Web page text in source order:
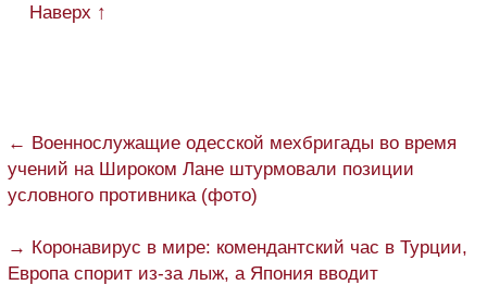
Наверх ↑
← Военнослужащие одесской мехбригады во время
учений на Широком Лане штурмовали позиции
условного противника (фото)
→ Коронавирус в мире: комендантский час в Турции,
Европа спорит из-за лыж, а Япония вводит